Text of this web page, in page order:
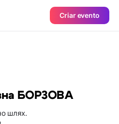
Criar evento
БОРЗОВА
шлях.